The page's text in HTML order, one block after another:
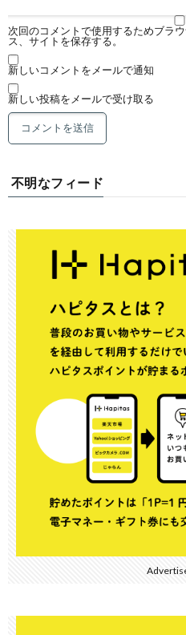
次回のコメントで使用するためブラ
ス、サイトを保存する。
新しいコメントをメールで通知
新しい投稿をメールで受け取る
不明なフィード